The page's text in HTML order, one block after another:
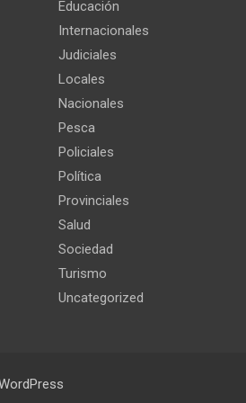
Educación
Internacionales
Judiciales
Locales
Nacionales
Pesca
Policiales
Política
Provinciales
Salud
Sociedad
Turismo
Uncategorized